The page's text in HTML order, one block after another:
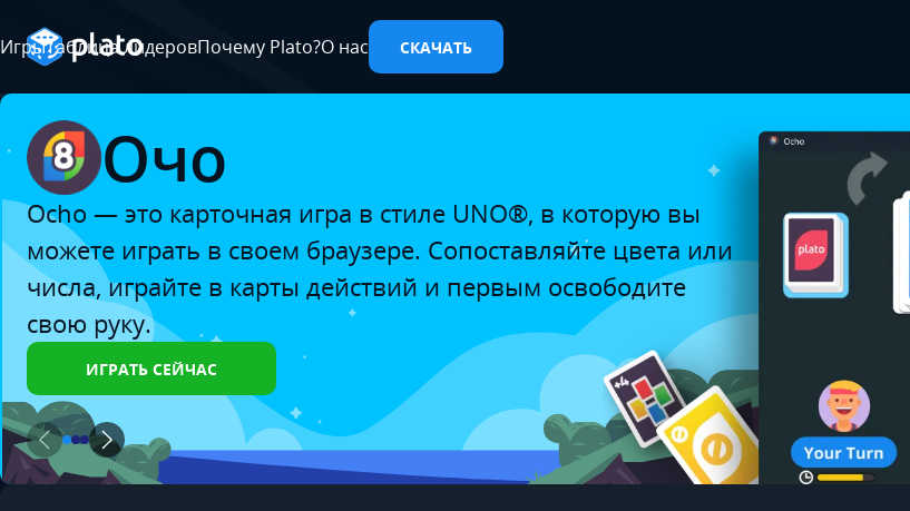
ИгрыТаблица лидеровПочему Plato?О нас СКАЧАТЬ
Очо
Ocho — это карточная игра в стиле UNO®, в которую вы
можете играть в своем браузере. Сопоставляйте цвета или
числа, играйте в карты действий и первым освободите
свою руку.
ИГРАТЬ СЕЙЧАС